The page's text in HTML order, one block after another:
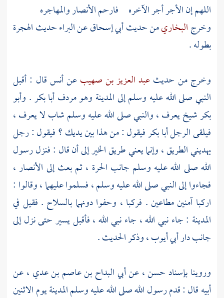
اللهم إن الأجر أجر الآخره فارحمالأنصاروالمهاجره
وخرجالبخاريمن حديثأبي إسحاقعنالبراءحديث الهجرة
بطوله .
وخرج من حديثعبد العزيز بن صهيبعنأنسقال : أقبل
النبي صلى الله عليه وسلم إلىالمدينة وهو مردفأبا بكر. وأبو
بكرشيخ يعرف ، والنبي صلى الله عليه وسلم شاب لا يعرف ،
فيلقى الرجلأبا بكرفيقول : من هذا بين يديك ؟ فيقول : رجل
يهديني الطريق ، وإنما يعني طريق الخير إلى أن قال : فنزل رسول
الله صلى الله عليه وسلم جانب الحرة ، ثم بعث إلى الأنصار ،
فجاءوا إلى النبي صلى الله عليه وسلم ، فسلموا عليهما ، وقالوا :
اركبا آمنين مطاعين . فركبا ، وحفوا دونهما بالسلاح . فقيل في
المدينة : جاء نبي الله ، جاء نبي الله ، فأقبل يسير حتى نزل إلى
جانب دارأبي أيوب ،وذكر الحديث .
وروينا بإسناد حسن ، عنأبي البداح بن عاصم بن عدي ،عن
أبيه قال : قدم رسول الله صلى الله عليه وسلمالمدينةيوم الاثنين